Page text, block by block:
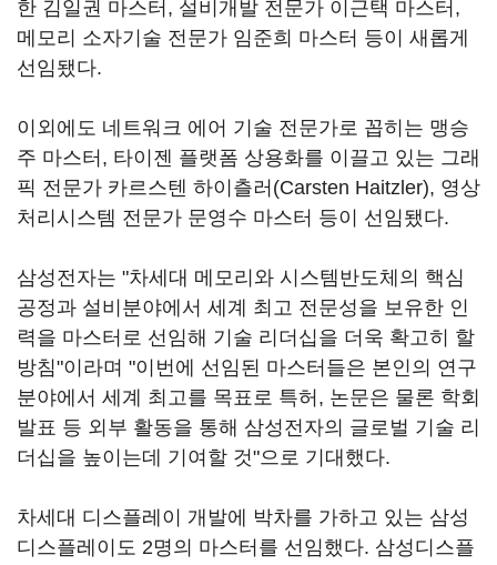
한 김일권 마스터, 설비개발 전문가 이근택 마스터,
메모리 소자기술 전문가 임준희 마스터 등이 새롭게
선임됐다.
이외에도 네트워크 에어 기술 전문가로 꼽히는 맹승
주 마스터, 타이젠 플랫폼 상용화를 이끌고 있는 그래
픽 전문가 카르스텐 하이츨러(Carsten Haitzler), 영상
처리시스템 전문가 문영수 마스터 등이 선임됐다.
삼성전자는 "차세대 메모리와 시스템반도체의 핵심
공정과 설비분야에서 세계 최고 전문성을 보유한 인
력을 마스터로 선임해 기술 리더십을 더욱 확고히 할
방침"이라며 "이번에 선임된 마스터들은 본인의 연구
분야에서 세계 최고를 목표로 특허, 논문은 물론 학회
발표 등 외부 활동을 통해 삼성전자의 글로벌 기술 리
더십을 높이는데 기여할 것"으로 기대했다.
차세대 디스플레이 개발에 박차를 가하고 있는 삼성
디스플레이도 2명의 마스터를 선임했다. 삼성디스플